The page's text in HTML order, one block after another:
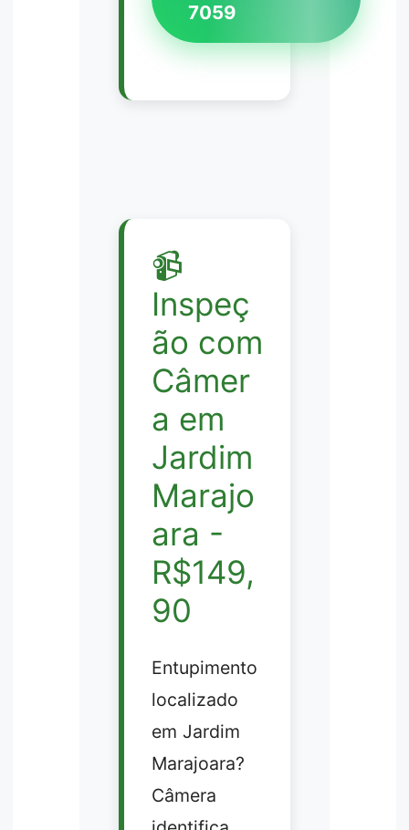
7059
📹
Inspeç
ão com
Câmer
a em
Jardim
Marajo
ara -
R$149,
90
Entupimento
localizado
em Jardim
Marajoara?
Câmera